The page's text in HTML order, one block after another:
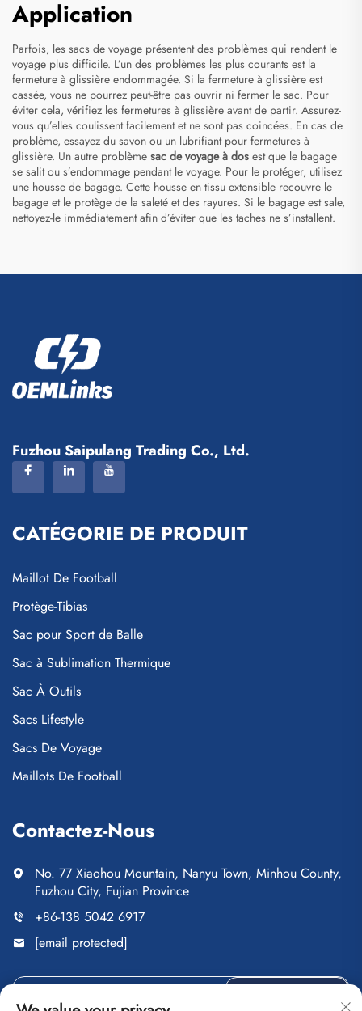
Application
Parfois, les sacs de voyage présentent des problèmes qui rendent le
voyage plus difficile. L’un des problèmes les plus courants est la
fermeture à glissière endommagée. Si la fermeture à glissière est
cassée, vous ne pourrez peut-être pas ouvrir ni fermer le sac. Pour
éviter cela, vérifiez les fermetures à glissière avant de partir. Assurez-
vous qu’elles coulissent facilement et ne sont pas coincées. En cas de
problème, essayez du savon ou un lubrifiant pour fermetures à
glissière. Un autre problème sac de voyage à dos est que le bagage
se salit ou s’endommage pendant le voyage. Pour le protéger, utilisez
une housse de bagage. Cette housse en tissu extensible recouvre le
bagage et le protège de la saleté et des rayures. Si le bagage est sale,
nettoyez-le immédiatement afin d’éviter que les taches ne s’installent.
Fuzhou Saipulang Trading Co., Ltd.
CATÉGORIE DE PRODUIT
Maillot De Football
Protège-Tibias
Sac pour Sport de Balle
Sac à Sublimation Thermique
Sac À Outils
Sacs Lifestyle
Sacs De Voyage
Maillots De Football
Contactez-Nous
No. 77 Xiaohou Mountain, Nanyu Town, Minhou County,
Fuzhou City, Fujian Province
+86-138 5042 6917
[email protected]